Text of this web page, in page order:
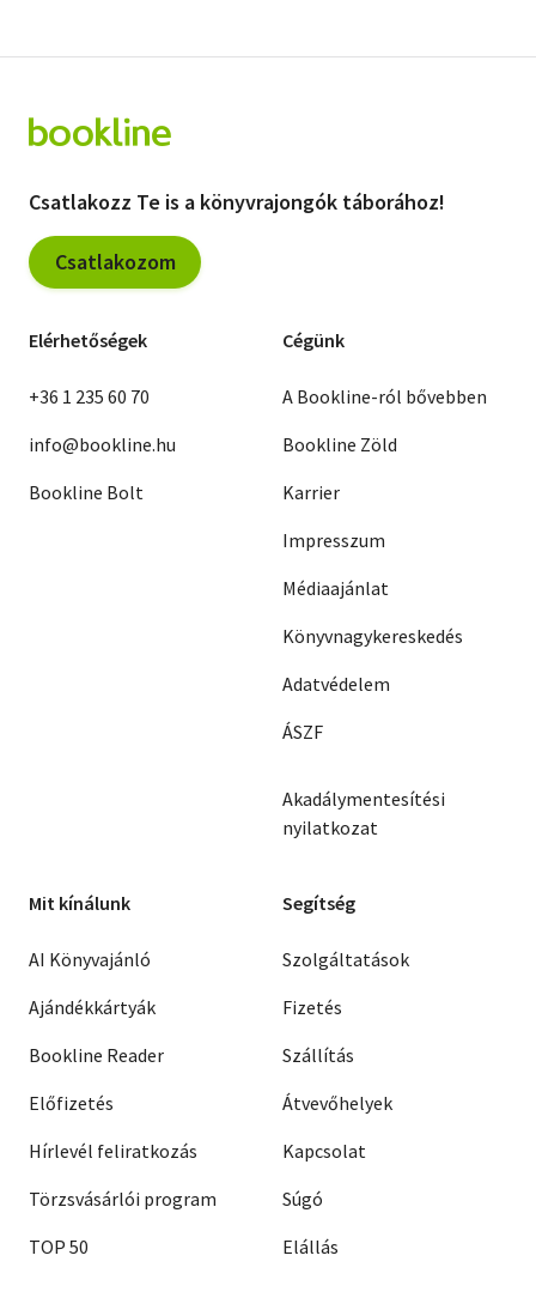
Csatlakozz Te is a könyvrajongók táborához!
Csatlakozom
Elérhetőségek
+36 1 235 60 70
info@bookline.hu
Bookline Bolt
Cégünk
A Bookline-ról bővebben
Bookline Zöld
Karrier
Impresszum
Médiaajánlat
Könyvnagykereskedés
Adatvédelem
ÁSZF
Akadálymentesítési
nyilatkozat
Mit kínálunk
AI Könyvajánló
Ajándékkártyák
Bookline Reader
Előfizetés
Hírlevél feliratkozás
Törzsvásárlói program
TOP 50
Segítség
Szolgáltatások
Fizetés
Szállítás
Átvevőhelyek
Kapcsolat
Súgó
Elállás